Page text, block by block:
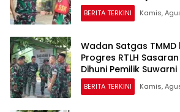
BERITA TERKINI Kamis,
Wadan Satgas TMMD
Progres RTLH
Dihuni Pemilik Suwarni
BERITA TERKINI Kamis,